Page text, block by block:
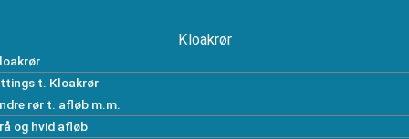
Kloakrør
t. Kloakrør
rør t. afløb m.m.
og hvid afløb